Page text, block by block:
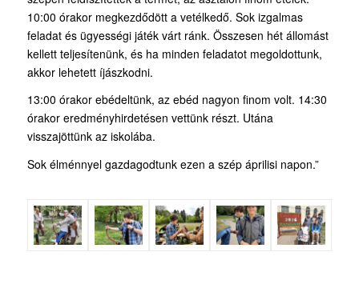
10:00 órakor megkezdődött a vetélkedő. Sok izgalmas
feladat és ügyességi játék várt ránk. Összesen hét állomást
kellett teljesítenünk, és ha minden feladatot megoldottunk,
akkor lehetett íjászkodni.
13:00 órakor ebédeltünk, az ebéd nagyon finom volt. 14:30
órakor eredményhirdetésen vettünk részt. Utána
visszajöttünk az iskolába.
Sok élménnyel gazdagodtunk ezen a szép áprilisi napon.”